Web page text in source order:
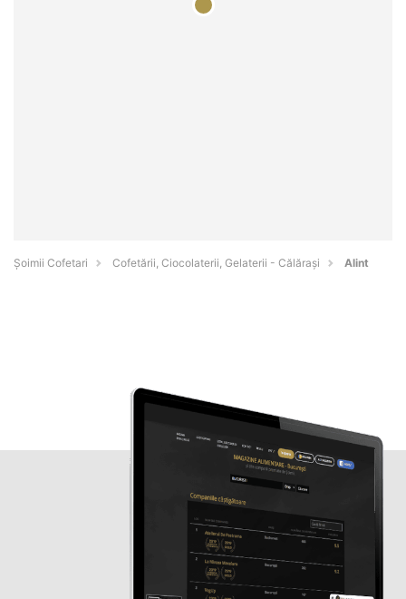
Șoimii Cofetari Cofetării, Ciocolaterii, Gelaterii - Călăraşi Alint